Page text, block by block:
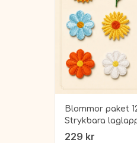
Blommor paket
Strykbara
229 kr